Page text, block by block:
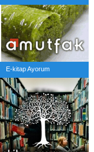
E-kitap Ayorum